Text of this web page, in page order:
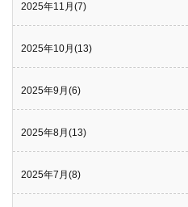
2025年11月(7)
2025年10月(13)
2025年9月(6)
2025年8月(13)
2025年7月(8)